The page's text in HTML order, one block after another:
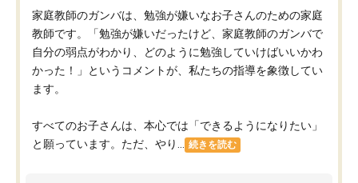
家庭教師のガンバは、勉強が嫌いなお子さんのための家庭
教師です。「勉強が嫌いだったけど、家庭教師のガンバで
自分の弱点がわかり、どのように勉強していけばいいかわ
かった！」というコメントが、私たちの指導を象徴してい
ます。
すべてのお子さんは、本心では「できるようになりたい」
と願っています。ただ、やり...
続きを読む